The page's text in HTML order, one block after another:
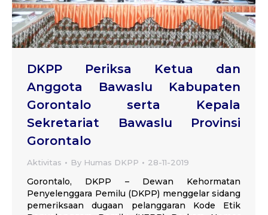
DKPP Periksa Ketua dan
Anggota Bawaslu Kabupaten
Gorontalo serta Kepala
Sekretariat Bawaslu Provinsi
Gorontalo
Aktivitas By Humas DKPP 28-11-2019
Gorontalo, DKPP – Dewan Kehormatan
Penyelenggara Pemilu (DKPP) menggelar sidang
pemeriksaan dugaan pelanggaran Kode Etik